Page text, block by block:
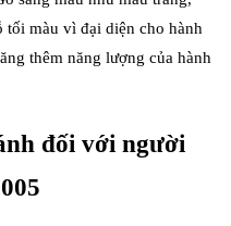
tối màu vì đại diện cho hành
thêm năng lượng của hành
đối với người